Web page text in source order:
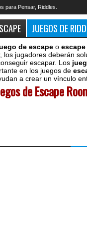
para Pensar, Riddles.
JUEGOS DE
de escape o escape
los jugadores deberán
escapar. Los
en los juegos de
a crear un vínculo
de Escape